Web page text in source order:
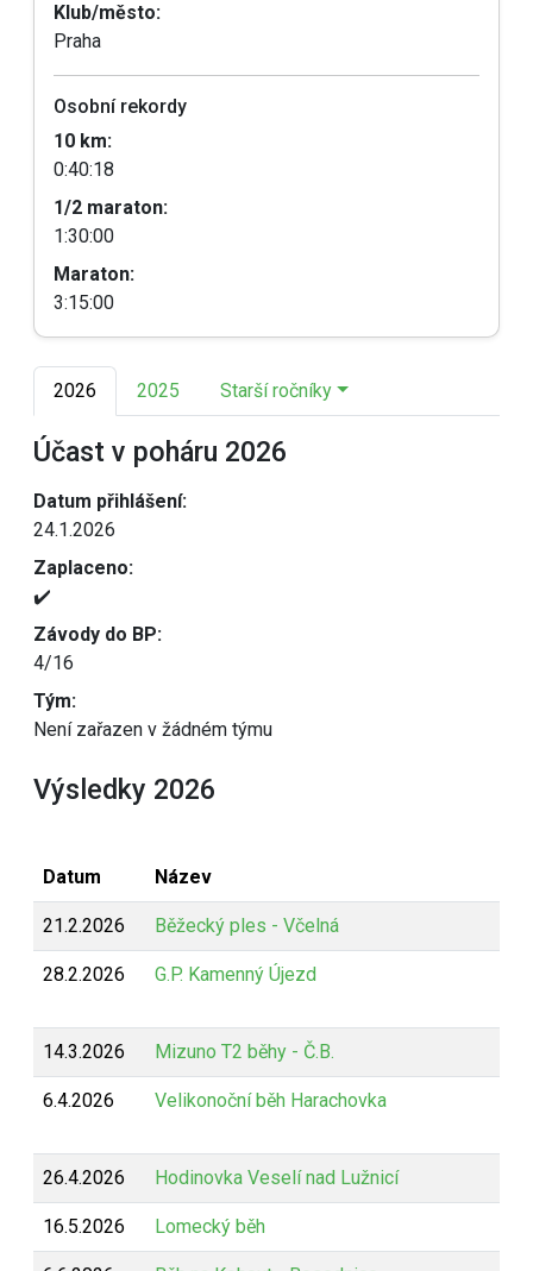
Klub/město:
Praha
Osobní rekordy
10 km:
0:40:18
1/2 maraton:
1:30:00
Maraton:
3:15:00
2026 2025 Starší ročníky
Účast v poháru 2026
Datum přihlášení:
24.1.2026
Zaplaceno:
✔️
Závody do BP:
4/16
Tým:
Není zařazen v žádném týmu
Výsledky 2026
Datum Název
21.2.2026 Běžecký ples - Včelná
28.2.2026 G.P. Kamenný Újezd
14.3.2026 Mizuno T2 běhy - Č.B.
6.4.2026 Velikonoční běh Harachovka
26.4.2026 Hodinovka Veselí nad Lužnicí
16.5.2026 Lomecký běh